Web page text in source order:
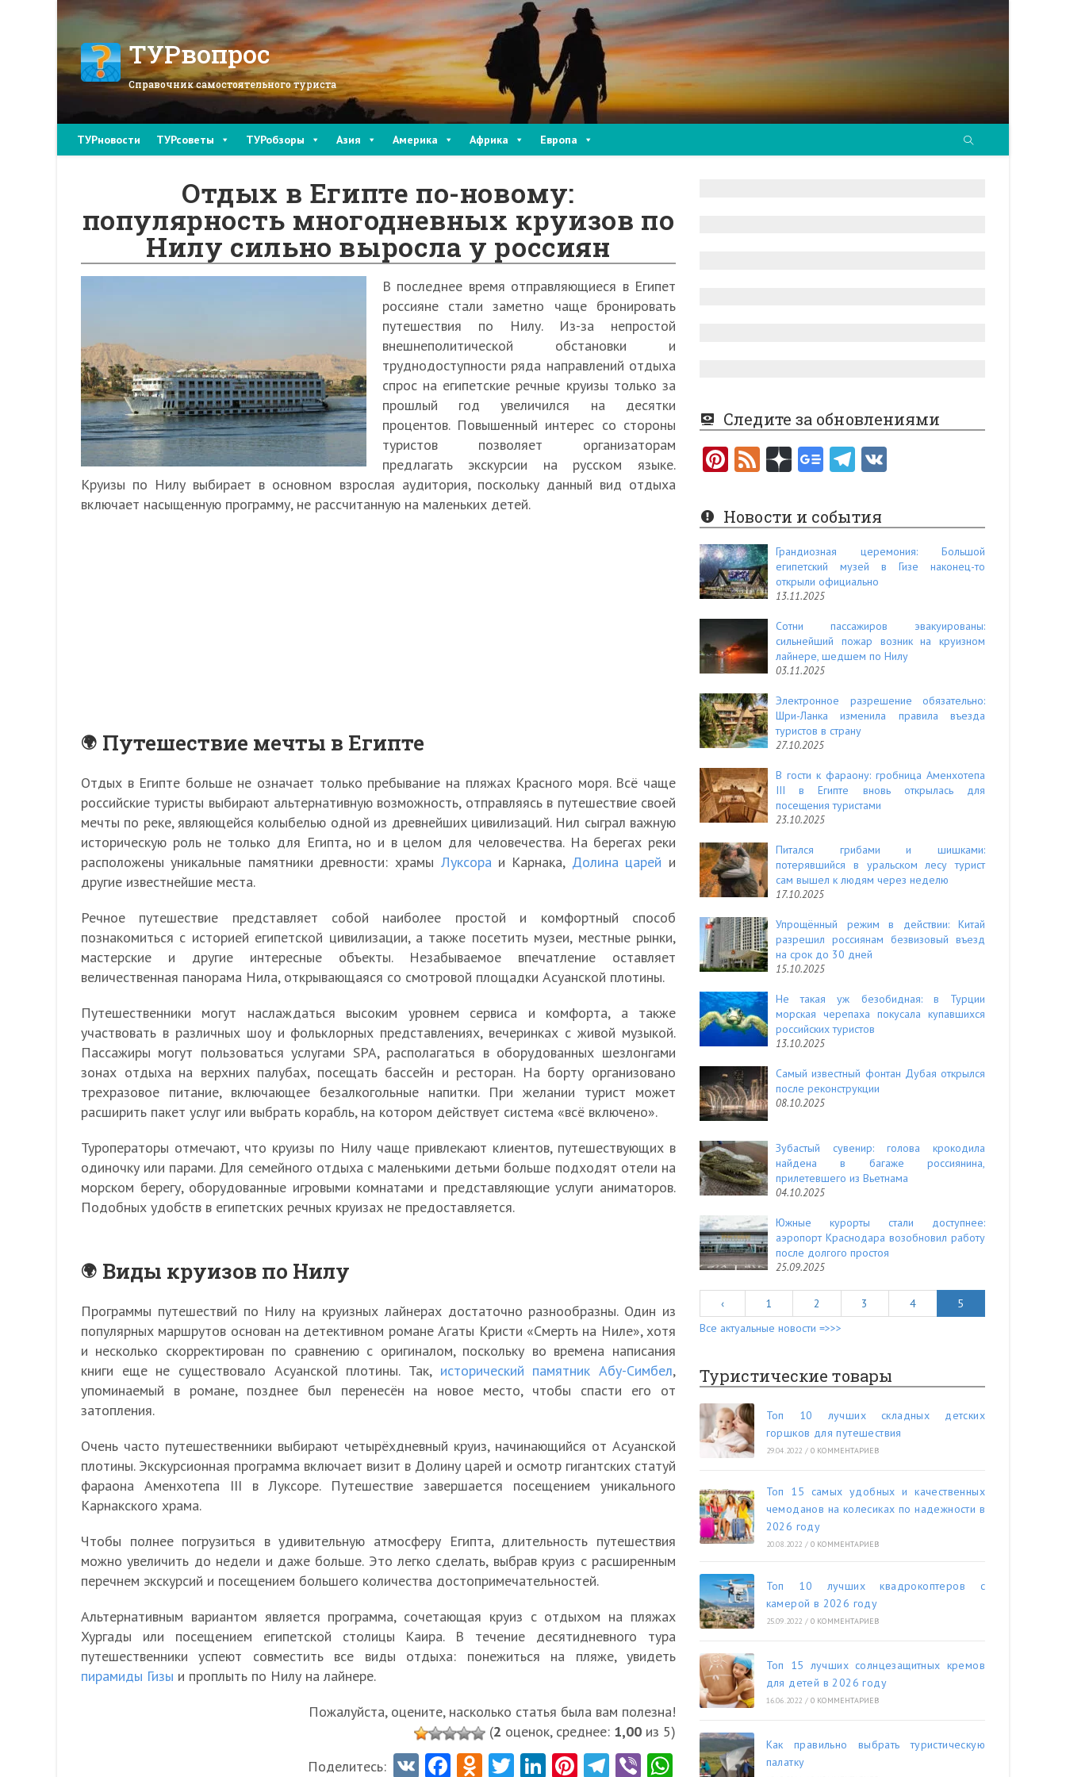
ТУРвопрос
Справочник самостоятельного туриста
ТУРновости ТУРсоветы ТУРобзоры Азия Америка Африка Европа
Отдых в Египте по-новому:
популярность многодневных круизов по
Нилу сильно выросла у россиян
В последнее время отправляющиеся в Египет
россияне стали заметно чаще бронировать
путешествия по Нилу. Из-за непростой
внешнеполитической обстановки и
труднодоступности ряда направлений отдыха
спрос на египетские речные круизы только за
прошлый год увеличился на десятки
процентов. Повышенный интерес со стороны
туристов позволяет организаторам
предлагать экскурсии на русском языке.
Круизы по Нилу выбирает в основном взрослая аудитория, поскольку данный вид отдыха
включает насыщенную программу, не рассчитанную на маленьких детей.
Путешествие мечты в Египте
Отдых в Египте больше не означает только пребывание на пляжах Красного моря. Всё чаще
российские туристы выбирают альтернативную возможность, отправляясь в путешествие своей
мечты по реке, являющейся колыбелью одной из древнейших цивилизаций. Нил сыграл важную
историческую роль не только для Египта, но и в целом для человечества. На берегах реки
расположены уникальные памятники древности: храмы Луксора и Карнака, Долина царей и
другие известнейшие места.
Речное путешествие представляет собой наиболее простой и комфортный способ
познакомиться с историей египетской цивилизации, а также посетить музеи, местные рынки,
мастерские и другие интересные объекты. Незабываемое впечатление оставляет
величественная панорама Нила, открывающаяся со смотровой площадки Асуанской плотины.
Путешественники могут наслаждаться высоким уровнем сервиса и комфорта, а также
участвовать в различных шоу и фольклорных представлениях, вечеринках с живой музыкой.
Пассажиры могут пользоваться услугами SPA, располагаться в оборудованных шезлонгами
зонах отдыха на верхних палубах, посещать бассейн и ресторан. На борту организовано
трехразовое питание, включающее безалкогольные напитки. При желании турист может
расширить пакет услуг или выбрать корабль, на котором действует система «всё включено».
Туроператоры отмечают, что круизы по Нилу чаще привлекают клиентов, путешествующих в
одиночку или парами. Для семейного отдыха с маленькими детьми больше подходят отели на
морском берегу, оборудованные игровыми комнатами и представляющие услуги аниматоров.
Подобных удобств в египетских речных круизах не предоставляется.
Виды круизов по Нилу
Программы путешествий по Нилу на круизных лайнерах достаточно разнообразны. Один из
популярных маршрутов основан на детективном романе Агаты Кристи «Смерть на Ниле», хотя
и несколько скорректирован по сравнению с оригиналом, поскольку во времена написания
книги еще не существовало Асуанской плотины. Так, исторический памятник Абу-Симбел,
упоминаемый в романе, позднее был перенесён на новое место, чтобы спасти его от
затопления.
Очень часто путешественники выбирают четырёхдневный круиз, начинающийся от Асуанской
плотины. Экскурсионная программа включает визит в Долину царей и осмотр гигантских статуй
фараона Аменхотепа III в Луксоре. Путешествие завершается посещением уникального
Карнакского храма.
Чтобы полнее погрузиться в удивительную атмосферу Египта, длительность путешествия
можно увеличить до недели и даже больше. Это легко сделать, выбрав круиз с расширенным
перечнем экскурсий и посещением большего количества достопримечательностей.
Альтернативным вариантом является программа, сочетающая круиз с отдыхом на пляжах
Хургады или посещением египетской столицы Каира. В течение десятидневного тура
путешественники успеют совместить все виды отдыха: понежиться на пляже, увидеть
пирамиды Гизы и проплыть по Нилу на лайнере.
Пожалуйста, оцените, насколько статья была вам полезна!
(2 оценок, среднее: 1,00из 5)
Поделитесь:
VFa O T Li PiTe Vi
Следите за обновлениями
Pi
er
es
t
F
e
d
Новости и события
Грандиозная церемония: Большой
египетский музей в Гизе наконец-то
открыли официально
13.11.2025
Сотни пассажиров эвакуированы:
сильнейший пожар возник на круизном
лайнере, шедшем по Нилу
03.11.2025
Электронное разрешение обязательно:
Шри-Ланка изменила правила въезда
туристов в страну
27.10.2025
В гости к фараону: гробница Аменхотепа
III в Египте вновь открылась для
посещения туристами
23.10.2025
Питался грибами и шишками:
потерявшийся в уральском лесу турист
сам вышел к людям через неделю
17.10.2025
Упрощённый режим в действии: Китай
разрешил россиянам безвизовый въезд
на срок до 30 дней
15.10.2025
Не такая уж безобидная: в Турции
морская черепаха покусала купавшихся
российских туристов
13.10.2025
Самый известный фонтан Дубая открылся
после реконструкции
08.10.2025
Зубастый сувенир: голова крокодила
найдена в багаже россиянина,
прилетевшего из Вьетнама
04.10.2025
Южные курорты стали доступнее:
аэропорт Краснодара возобновил работу
после долгого простоя
25.09.2025
‹ 1 2 3 4
5
Все актуальные новости =>>>
Туристические товары
Топ 10 лучших складных детских
горшков для путешествия
29.04.2022 / 0 КОММЕНТАРИЕВ
Топ 15 самых удобных и качественных
чемоданов на колесиках по надежности в
2026 году
20.08.2022 / 0 КОММЕНТАРИЕВ
Топ 10 лучших квадрокоптеров с
камерой в 2026 году
25.09.2022 / 0 КОММЕНТАРИЕВ
Топ 15 лучших солнцезащитных кремов
для детей в 2026 году
16.06.2022 / 0 КОММЕНТАРИЕВ
Как правильно выбрать туристическую
палатку